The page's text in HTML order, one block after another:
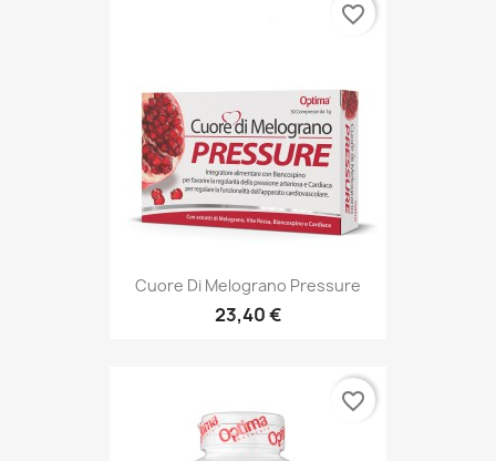
Cuore Di Melograno Pressure
23,40 €
favorite_border
favorite_border